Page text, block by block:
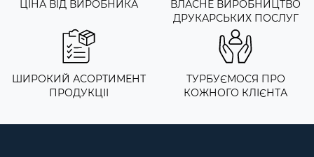
ЦІНА ВІД ВИРОБНИКА
ВЛАСНЕ ВИРОБНИЦТВО
ДРУКАРСЬКИХ ПОСЛУГ
ШИРОКИЙ АСОРТИМЕНТ
ПРОДУКЦІІ
ТУРБУЄМОСЯ ПРО
КОЖНОГО КЛІЄНТА